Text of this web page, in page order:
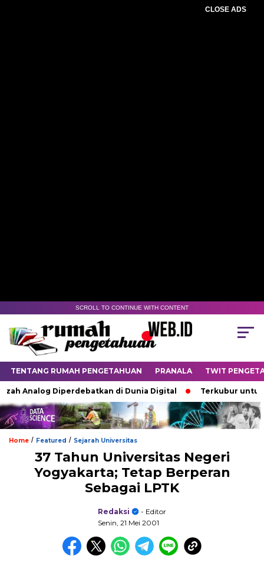
CLOSE ADS
SCROLL TO CONTINUE WITH CONTENT
TENTANG RUMAH PENGETAHUAN PRANALA TWIT
Diperdebatkan di Dunia Digital Terkubur untuk
Home / Featured / Sejarah Universitas
37 Tahun Universitas Negeri
Yogyakarta; Tetap Berperan
Sebagai LPTK
Redaksi
- Editor
Senin, 21 Mei 2001